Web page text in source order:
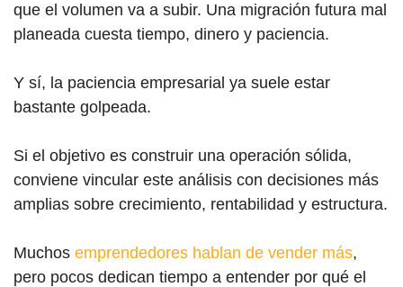
que el volumen va a subir. Una migración futura mal
planeada cuesta tiempo, dinero y paciencia.
Y sí, la paciencia empresarial ya suele estar
bastante golpeada.
Si el objetivo es construir una operación sólida,
conviene vincular este análisis con decisiones más
amplias sobre crecimiento, rentabilidad y estructura.
Muchos emprendedores hablan de vender más,
pero pocos dedican tiempo a entender por qué el